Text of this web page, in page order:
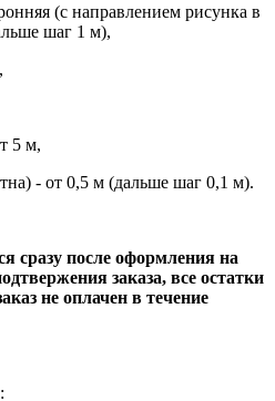
(с направлением рисунка в
шаг 1 м),
5 м,
- от 0,5 м (дальше шаг 0,1 м).
сразу после оформления на
заказа, все остатки
не оплачен в течение